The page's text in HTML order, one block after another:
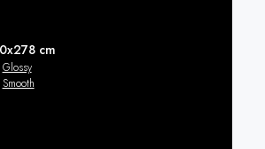
cm
Glossy
Smooth